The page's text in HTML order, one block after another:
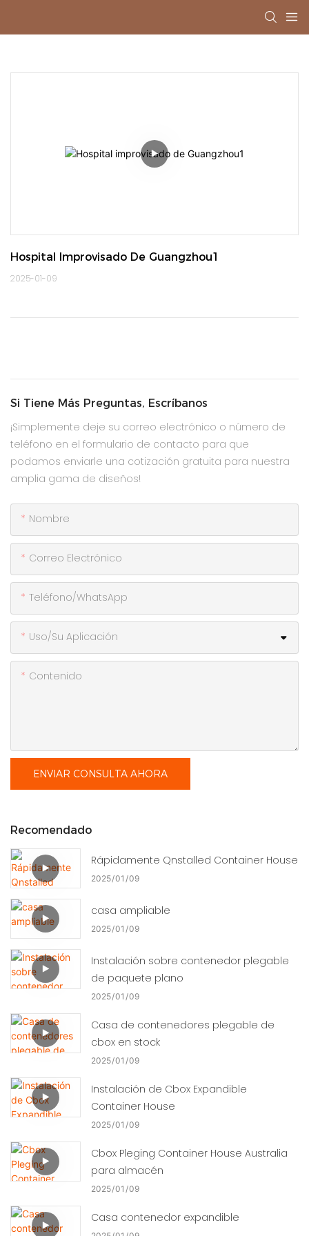
Hospital Improvisado De Guangzhou1
2025-01-09
Si Tiene Más Preguntas, Escríbanos
¡Simplemente deje su correo electrónico o número de
teléfono en el formulario de contacto para que
podamos enviarle una cotización gratuita para nuestra
amplia gama de diseños!
Nombre
Correo Electrónico
Teléfono/WhatsApp
Uso/Su Aplicación
Contenido
ENVIAR CONSULTA AHORA
Recomendado
Rápidamente Qnstalled Container House
2025 01 09
casa ampliable
2025 01 09
Instalación sobre contenedor plegable
de paquete plano
2025 01 09
Casa de contenedores plegable de
cbox en stock
2025 01 09
Instalación de Cbox Expandible
Container House
2025 01 09
Cbox Pleging Container House Australia
para almacén
2025 01 09
Casa contenedor expandible